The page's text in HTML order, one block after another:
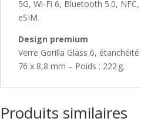
5G, Wi-Fi 6, Bluetooth 5.0,
eSIM.
Design premium
Verre Gorilla Glass 6,
76 x 8,8 mm – Poids : 222 g.
Produits similaires